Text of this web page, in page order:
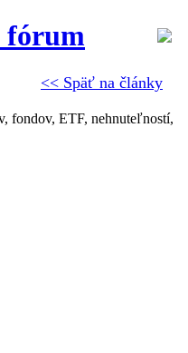
<< Späť na články
fórum
fondov, ETF, nehnuteľností,